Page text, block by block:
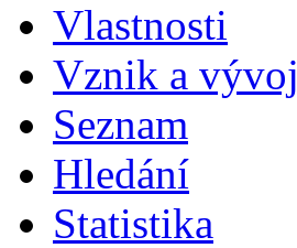
Vlastnosti
Vznik a vývoj
Seznam
Hledání
Statistika